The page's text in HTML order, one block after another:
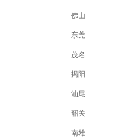
佛山
东莞
茂名
揭阳
汕尾
韶关
南雄